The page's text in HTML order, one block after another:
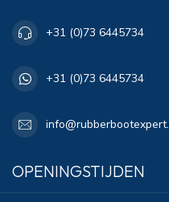
+31 (0)73 6445734
+31 (0)73 6445734
OPENINGSTIJDEN